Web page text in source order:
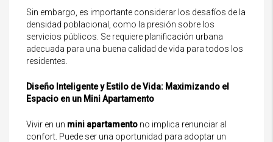
Sin embargo, es importante considerar los desafíos de la
densidad poblacional, como la presión sobre los
servicios públicos. Se requiere planificación urbana
adecuada para una buena calidad de vida para todos los
residentes.
Diseño Inteligente y Estilo de Vida: Maximizando el
Espacio en un Mini Apartamento
Vivir en un mini apartamento no implica renunciar al
confort. Puede ser una oportunidad para adoptar un